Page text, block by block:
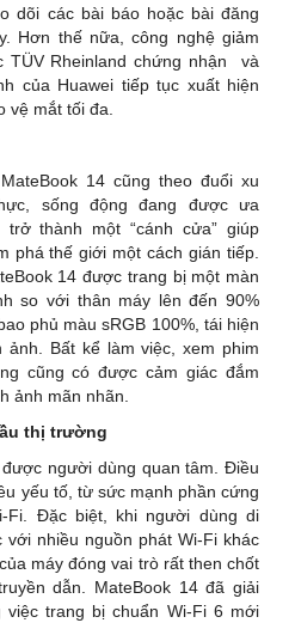
dõi các bài báo hoặc bài đăng
Hơn thế nữa, công nghệ giảm
TÜV Rheinland chứng nhận và
của Huawei tiếp tục xuất hiện
vệ mắt tối đa.
14 cũng theo đuổi xu
sống động đang được ưa
thành một “cánh cửa” giúp
phá thế giới một cách gián tiếp.
14 được trang bị một màn
so với thân máy lên đến 90%
phủ màu sRGB 100%, tái hiện
Bất kể làm việc, xem phim
cũng có được cảm giác đắm
ảnh mãn nhãn.
thị trường
người dùng quan tâm. Điều
yếu tố, từ sức mạnh phần cứng
Fi. Đặc biệt, khi người dùng di
nhiều nguồn phát Wi-Fi khác
máy đóng vai trò rất then chốt
dẫn. MateBook 14 đã giải
việc trang bị chuẩn Wi-Fi 6 mới